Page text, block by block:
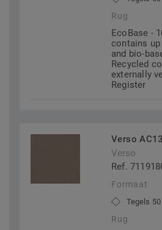
Rug
EcoBase -
contains
and bio-
Recycled
externally
Register
Verso
Verso
Ref.
Formaat
Tegels
Rug